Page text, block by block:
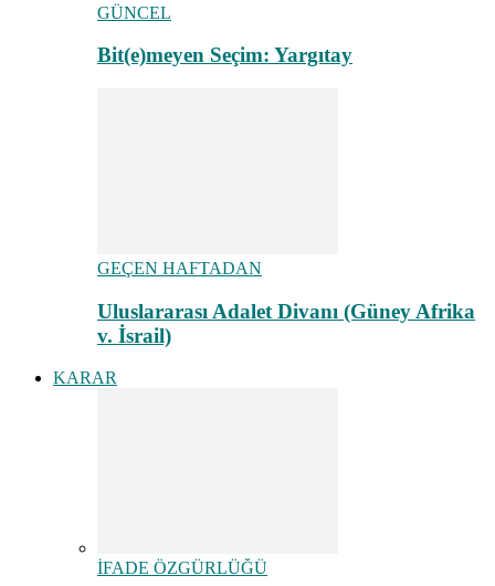
GÜNCEL
Bit(e)meyen Seçim: Yargıtay
GEÇEN HAFTADAN
Uluslararası Adalet Divanı (Güney Afrika
v. İsrail)
KARAR
İFADE ÖZGÜRLÜĞÜ